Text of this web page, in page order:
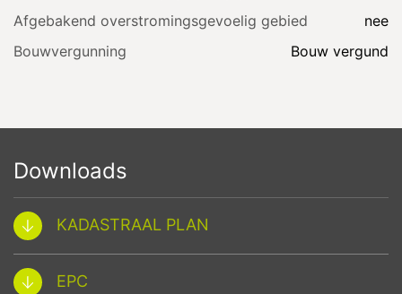
Afgebakend overstromingsgevoelig gebied
nee
Bouwvergunning
Bouw vergund
Downloads
KADASTRAAL PLAN
EPC